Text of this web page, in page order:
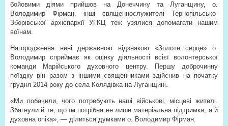
бойовими діями прийшов на Донеччину та Луганщину, о.
Володимир Фірман, інші священнослужителі Тернопільсько-
Зборівської архієпархії УГКЦ теж узялися допомагати нашим
воїнам.
Нагородження нині державною відзнакою «Золоте серце» о.
Володимир сприймає як оцінку діяльності всієї волонтерської
команди Марійського духовного центру. Першу доброчинну
поїздку він разом з іншими священниками здійснив на початку
грудня 2014 року до села Колядівка на Луганщині.
«Ми побачили, чого потребують наші військові, місцеві жителі.
Збагнули й те, що їм потрібна не лише матеріальна підтримка, а й
духовна опіка», — ділиться думками о. Володимир Фірман.